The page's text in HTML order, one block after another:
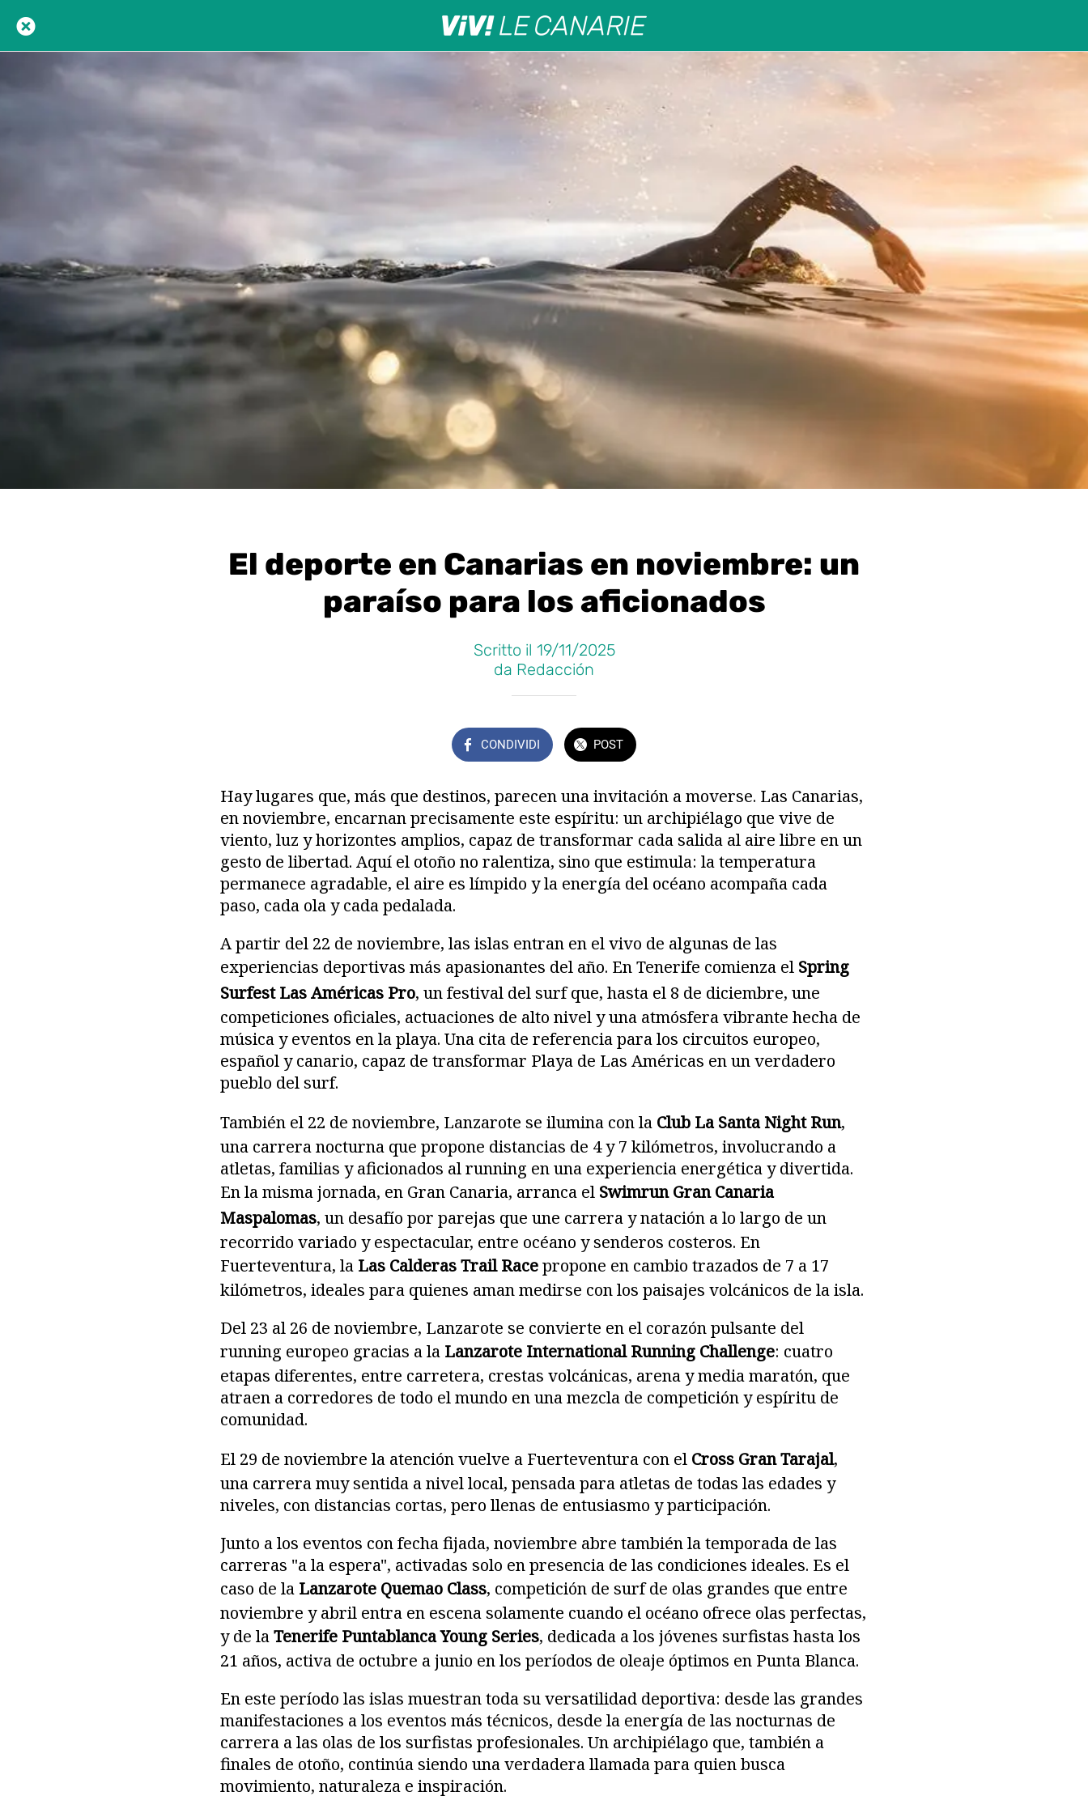
El deporte en Canarias en noviembre: un
paraíso para los aficionados
Scritto il 19/11/2025
da Redacción
CONDIVIDI POST
Hay lugares que, más que destinos, parecen una invitación a moverse. Las Canarias,
en noviembre, encarnan precisamente este espíritu: un archipiélago que vive de
viento, luz y horizontes amplios, capaz de transformar cada salida al aire libre en un
gesto de libertad. Aquí el otoño no ralentiza, sino que estimula: la temperatura
permanece agradable, el aire es límpido y la energía del océano acompaña cada
paso, cada ola y cada pedalada.
A partir del 22 de noviembre, las islas entran en el vivo de algunas de las
experiencias deportivas más apasionantes del año. En Tenerife comienza el Spring
Surfest Las Américas Pro, un festival del surf que, hasta el 8 de diciembre, une
competiciones oficiales, actuaciones de alto nivel y una atmósfera vibrante hecha de
música y eventos en la playa. Una cita de referencia para los circuitos europeo,
español y canario, capaz de transformar Playa de Las Américas en un verdadero
pueblo del surf.
También el 22 de noviembre, Lanzarote se ilumina con la Club La Santa Night Run,
una carrera nocturna que propone distancias de 4 y 7 kilómetros, involucrando a
atletas, familias y aficionados al running en una experiencia energética y divertida.
En la misma jornada, en Gran Canaria, arranca el Swimrun Gran Canaria
Maspalomas, un desafío por parejas que une carrera y natación a lo largo de un
recorrido variado y espectacular, entre océano y senderos costeros. En
Fuerteventura, la Las Calderas Trail Racepropone en cambio trazados de 7 a 17
kilómetros, ideales para quienes aman medirse con los paisajes volcánicos de la isla.
Del 23 al 26 de noviembre, Lanzarote se convierte en el corazón pulsante del
running europeo gracias a la Lanzarote International Running Challenge: cuatro
etapas diferentes, entre carretera, crestas volcánicas, arena y media maratón, que
atraen a corredores de todo el mundo en una mezcla de competición y espíritu de
comunidad.
El 29 de noviembre la atención vuelve a Fuerteventura con el Cross Gran Tarajal,
una carrera muy sentida a nivel local, pensada para atletas de todas las edades y
niveles, con distancias cortas, pero llenas de entusiasmo y participación.
Junto a los eventos con fecha fijada, noviembre abre también la temporada de las
carreras "a la espera", activadas solo en presencia de las condiciones ideales. Es el
caso de la Lanzarote Quemao Class, competición de surf de olas grandes que entre
noviembre y abril entra en escena solamente cuando el océano ofrece olas perfectas,
y de laTenerife Puntablanca Young Series, dedicada a los jóvenes surfistas hasta los
21 años, activa de octubre a junio en los períodos de oleaje óptimos en Punta Blanca.
En este período las islas muestran toda su versatilidad deportiva: desde las grandes
manifestaciones a los eventos más técnicos, desde la energía de las nocturnas de
carrera a las olas de los surfistas profesionales. Un archipiélago que, también a
finales de otoño, continúa siendo una verdadera llamada para quien busca
movimiento, naturaleza e inspiración.